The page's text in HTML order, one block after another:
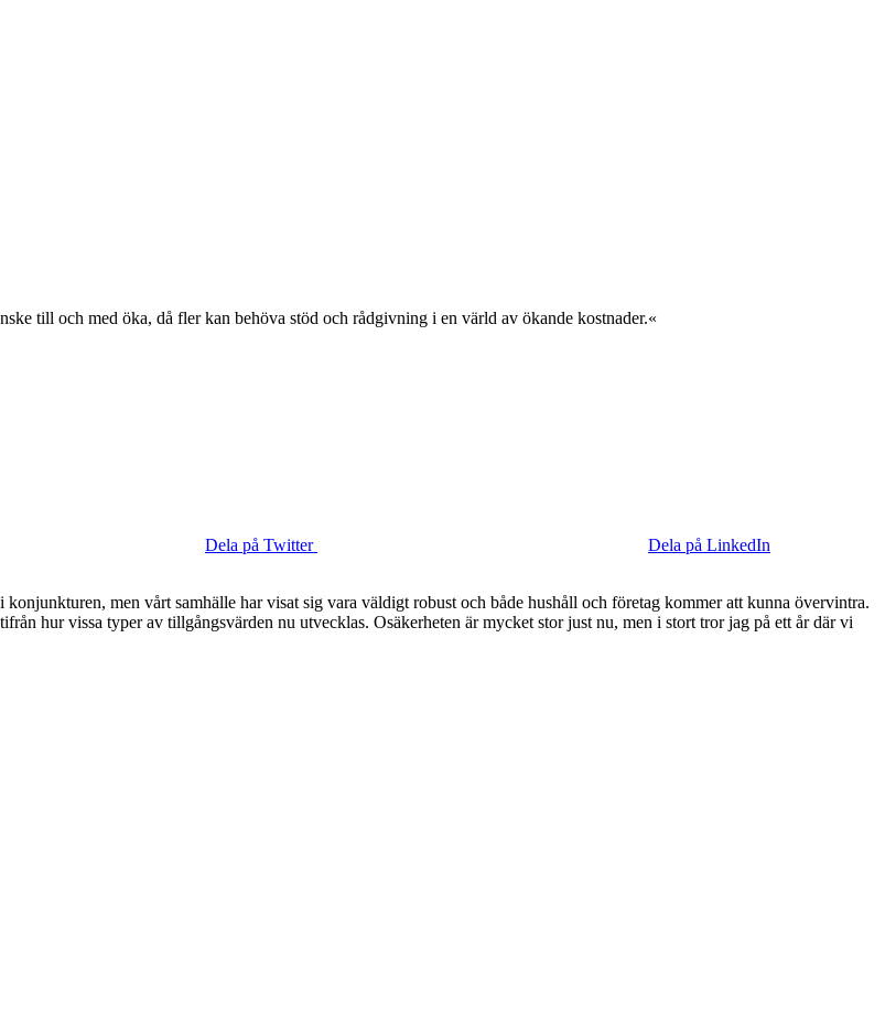
till och med öka, då fler kan behöva stöd och rådgivning i en värld av ökande kostnader.«
Dela på Twitter
Dela på LinkedIn
men vårt samhälle har visat sig vara väldigt robust och både hushåll och företag kommer att kunna övervintra.
hur vissa typer av tillgångsvärden nu utvecklas. Osäkerheten är mycket stor just nu, men i stort tror jag på ett år där vi